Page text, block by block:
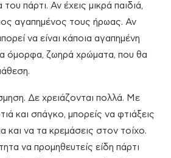
πάρτι. Αν έχεις μικρά παιδιά,
αγαπημένος τους ήρωας. Αν
να είναι κάποια αγαπημένη
όμορφα, ζωηρά χρώματα, που θα
Δε χρειάζονται πολλά. Με
και σπάγκο, μπορείς να φτιάξεις
και να τα κρεμάσεις στον τοίχο.
να προμηθευτείς είδη πάρτι